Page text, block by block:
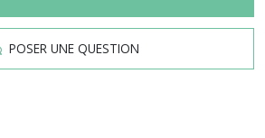
POSER UNE QUESTION